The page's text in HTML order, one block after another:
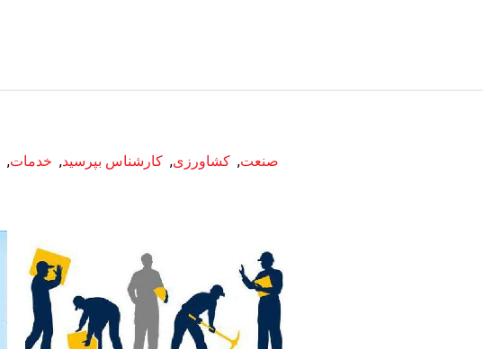
صنعت, کشاورزی, کارشناس بپرسید, خدمات,